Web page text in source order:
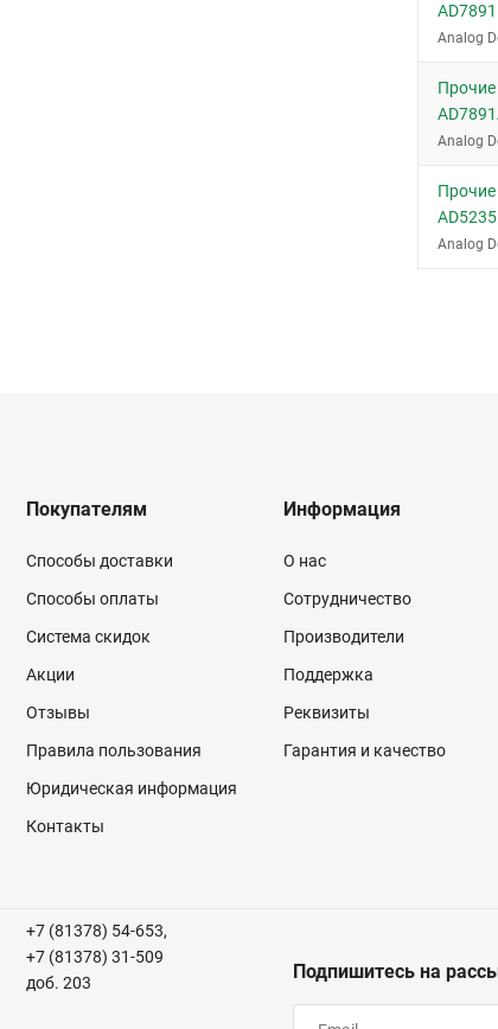
Analog
Analog
Analog
Покупателям
Способы доставки
Способы оплаты
Система скидок
Акции
Отзывы
Правила пользования
Юридическая информация
Контакты
Информация
О нас
Сотрудничество
Производители
Поддержка
Реквизиты
Гарантия и качество
Подпишитесь на
+7 (81378) 54-653,
+7 (81378) 31-509
доб. 203